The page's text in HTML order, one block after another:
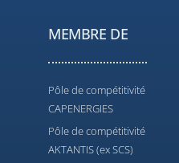
MEMBRE DE
Pôle de compétitivité
CAPENERGIES
Pôle de compétitivité
AKTANTIS (ex SCS)